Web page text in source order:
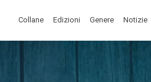
Collane Edizioni Genere Notizie